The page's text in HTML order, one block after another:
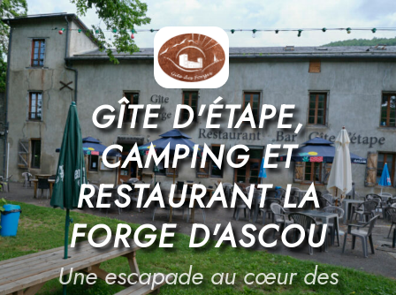
Aller
au
contenu
principal
GÎTE D'ÉTAPE,
CAMPING ET
RESTAURANT LA
FORGE D'ASCOU
Une escapade au cœur des